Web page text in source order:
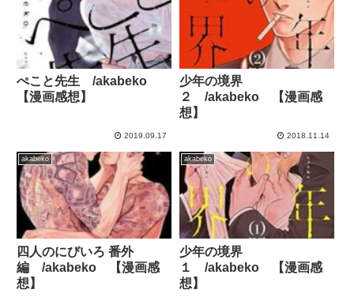
ぺこと先生 /akabeko
【漫画感想】
2019.09.17
少年の境界
２ /akabeko 【漫画感
想】
2018.11.14
akabeko
四人のにびいろ 番外
編 /akabeko 【漫画感
想】
akabeko
少年の境界
１ /akabeko 【漫画感
想】